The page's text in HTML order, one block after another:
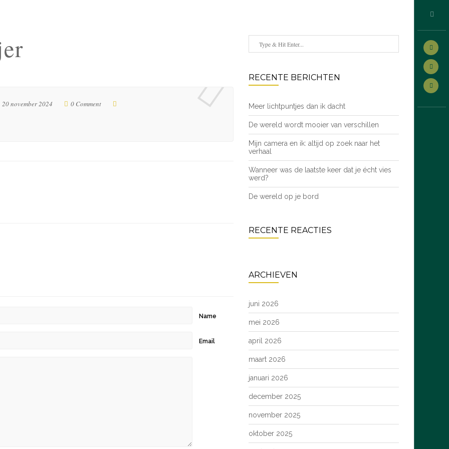
20 november 2024 0 Comment
Name
Email
RECENTE BERICHTEN
Meer lichtpuntjes dan ik dacht
De wereld wordt mooier van verschillen
Mijn camera en ik: altijd op zoek naar het
verhaal
Wanneer was de laatste keer dat je écht vies
werd?
De wereld op je bord
RECENTE REACTIES
ARCHIEVEN
juni 2026
mei 2026
april 2026
maart 2026
januari 2026
december 2025
november 2025
oktober 2025